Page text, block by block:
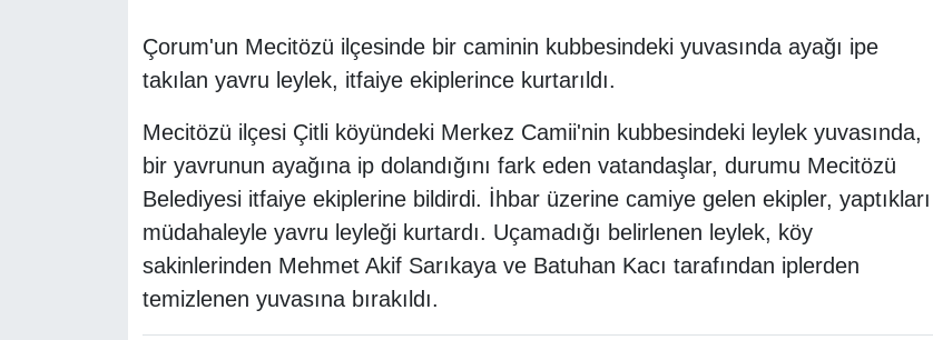
Çorum'un Mecitözü ilçesinde bir caminin kubbesindeki yuvasında ayağı ipe
takılan yavru leylek, itfaiye ekiplerince kurtarıldı.
Mecitözü ilçesi Çitli köyündeki Merkez Camii'nin kubbesindeki leylek yuvasında,
bir yavrunun ayağına ip dolandığını fark eden vatandaşlar, durumu Mecitözü
Belediyesi itfaiye ekiplerine bildirdi. İhbar üzerine camiye gelen ekipler, yaptıkları
müdahaleyle yavru leyleği kurtardı. Uçamadığı belirlenen leylek, köy
sakinlerinden Mehmet Akif Sarıkaya ve Batuhan Kacı tarafından iplerden
temizlenen yuvasına bırakıldı.